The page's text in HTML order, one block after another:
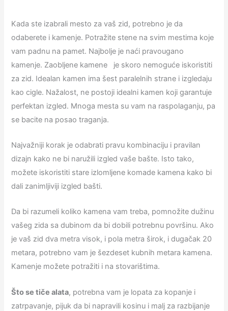
Kada ste izabrali mesto za vaš zid, potrebno je da
odaberete i kamenje. Potražite stene na svim mestima koje
vam padnu na pamet. Najbolje je naći pravougano
kamenje. Zaobljene kamene je skoro nemoguće iskoristiti
za zid. Idealan kamen ima šest paralelnih strane i izgledaju
kao cigle. Nažalost, ne postoji idealni kamen koji garantuje
perfektan izgled. Mnoga mesta su vam na raspolaganju, pa
se bacite na posao traganja.
Najvažniji korak je odabrati pravu kombinaciju i pravilan
dizajn kako ne bi naružili izgled vaše bašte. Isto tako,
možete iskoristiti stare izlomljene komade kamena kako bi
dali zanimljiviji izgled bašti.
Da bi razumeli koliko kamena vam treba, pomnožite dužinu
vašeg zida sa dubinom da bi dobili potrebnu površinu. Ako
je vaš zid dva metra visok, i pola metra širok, i dugačak 20
metara, potrebno vam je šezdeset kubnih metara kamena.
Kamenje možete potražiti i na stovarištima.
Što se tiče alata, potrebna vam je lopata za kopanje i
zatrpavanje, pijuk da bi napravili kosinu i malj za razbijanje